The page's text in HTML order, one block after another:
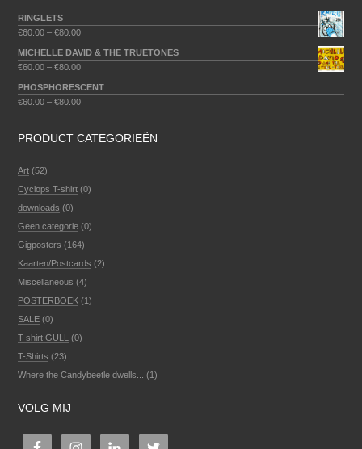
RINGLETS
€60.00 –€80.00
MICHELLE DAVID & THE TRUETONES
€60.00 –€80.00
PHOSPHORESCENT
€60.00 –€80.00
PRODUCT CATEGORIEËN
Art (52)
Cyclops T-shirt (0)
downloads (0)
Geen categorie (0)
Gigposters (164)
Kaarten/Postcards (2)
Miscellaneous (4)
POSTERBOEK (1)
SALE (0)
T-shirt GULL
(0)
T-Shirts (23)
Where the Candybeetle dwells...
(1)
VOLG MIJ